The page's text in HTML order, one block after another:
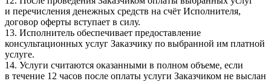
и перечисления денежных средств на счёт Исполнителя,
договор оферты вступает в силу.
13. Исполнитель обеспечивает предоставление
консультационных услуг Заказчику по выбранной им платной
услуге.
14. Услуги считаются оказанными в полном объеме, если
в течение 12 часов после оплаты услуги Заказчиком не выслан